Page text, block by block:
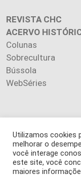
REVISTA CHC
ACERVO
Colunas
Sobrecultura
Bússola
WebSéries
Copyright 2026
Os artigos
Utilizamos cookies
melhorar o
você interage
este site, você
maiores